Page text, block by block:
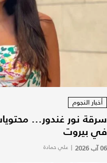
أخبار النجوم
سرقة نور غندور...
في بيروت
06 آب 2026 | علي حمادة